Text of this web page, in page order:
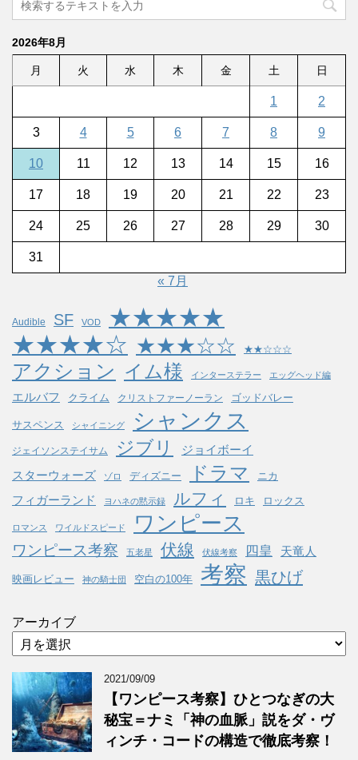
2026年8月
月 火 水 木 金 土 日
1 2
3 4 5 6 7 8 9
10 11 12 13 14 15 16
17 18 19 20 21 22 23
24 25 26 27 28 29 30
31
« 7月
Audible SF VOD ★★★★★
★★★★☆ ★★★☆☆ ★★☆☆☆
アクション イム様 インターステラー エッグヘッド編
エルバフ クライム クリストファーノーラン ゴッドバレー
サスペンス シャイニング シャンクス
ジェイソンステイサム ジブリ ジョイボーイ
スターウォーズ ゾロ ディズニー ドラマ ニカ
フィガーランド ヨハネの黙示録 ルフィ ロキ ロックス
ロマンス ワイルドスピード ワンピース
ワンピース考察 五老星 伏線 伏線考察 四皇 天竜人
映画レビュー 神の騎士団 空白の100年 考察 黒ひげ
アーカイブ
2021/09/09
【ワンピース考察】ひとつなぎの大
秘宝＝ナミ「神の血脈」説をダ・ヴ
ィンチ・コードの構造で徹底考察！